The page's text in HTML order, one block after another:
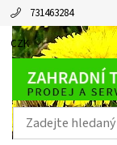
731463284
CZK